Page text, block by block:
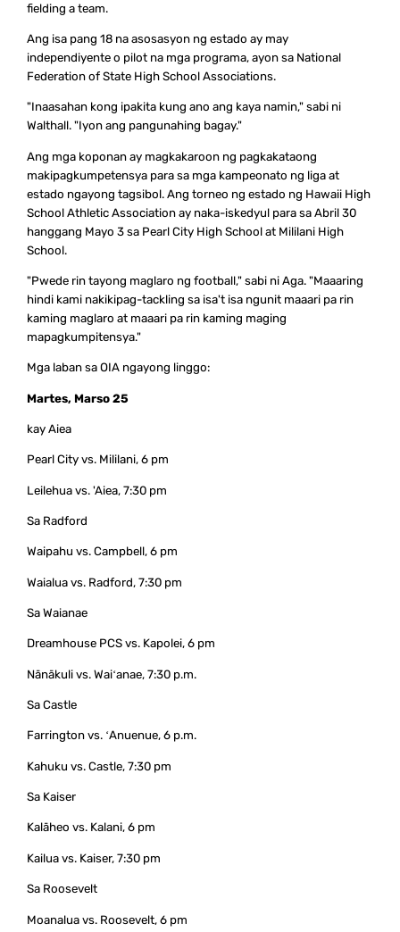
fielding a team.
Ang isa pang 18 na asosasyon ng estado ay may
independiyente o pilot na mga programa, ayon sa National
Federation of State High School Associations.
"Inaasahan kong ipakita kung ano ang kaya namin," sabi ni
Walthall. "Iyon ang pangunahing bagay."
Ang mga koponan ay magkakaroon ng pagkakataong
makipagkumpetensya para sa mga kampeonato ng liga at
estado ngayong tagsibol. Ang torneo ng estado ng Hawaii High
School Athletic Association ay naka-iskedyul para sa Abril 30
hanggang Mayo 3 sa Pearl City High School at Mililani High
School.
"Pwede rin tayong maglaro ng football," sabi ni Aga. "Maaaring
hindi kami nakikipag-tackling sa isa't isa ngunit maaari pa rin
kaming maglaro at maaari pa rin kaming maging
mapagkumpitensya."
Mga laban sa OIA ngayong linggo:
Martes, Marso 25
kay Aiea
Pearl City vs. Mililani, 6 pm
Leilehua vs. 'Aiea, 7:30 pm
Sa Radford
Waipahu vs. Campbell, 6 pm
Waialua vs. Radford, 7:30 pm
Sa Waianae
Dreamhouse PCS vs. Kapolei, 6 pm
Nānākuli vs. Waiʻanae, 7:30 p.m.
Sa Castle
Farrington vs. ʻAnuenue, 6 p.m.
Kahuku vs. Castle, 7:30 pm
Sa Kaiser
Kalāheo vs. Kalani, 6 pm
Kailua vs. Kaiser, 7:30 pm
Sa Roosevelt
Moanalua vs. Roosevelt, 6 pm